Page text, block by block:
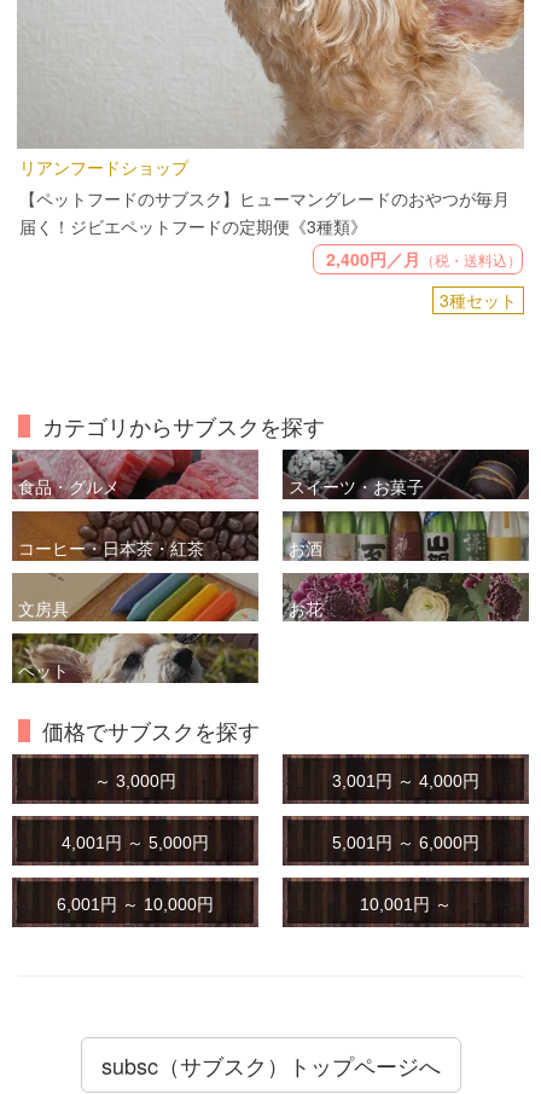
リアンフードショップ
【ペットフードのサブスク】ヒューマングレードのおやつが毎月
届く！ジビエペットフードの定期便《3種類》
2,400円／月 （税・送料込）
3種セット
カテゴリからサブスクを探す
食品・グルメ スイーツ・お菓子
コーヒー・日本茶・紅茶 お酒
文房具 お花
ペット
価格でサブスクを探す
～ 3,000円 3,001円 ～ 4,000円
4,001円 ～ 5,000円 5,001円 ～ 6,000円
6,001円 ～ 10,000円 10,001円 ～
subsc（サブスク）トップページへ